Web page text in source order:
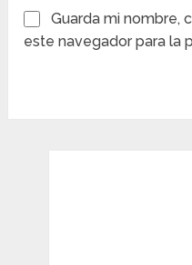
Guarda mi nombre,
este navegador para la